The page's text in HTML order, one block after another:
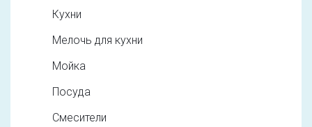
Кухни
Мелочь для кухни
Мойка
Посуда
Смесители